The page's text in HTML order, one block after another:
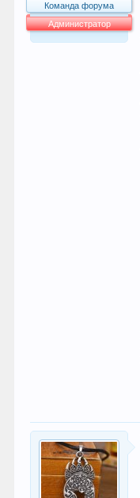
Команда форума
Администратор